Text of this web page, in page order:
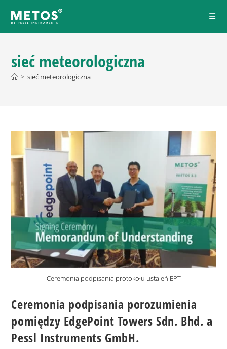
sieć meteorologiczna
> sieć meteorologiczna
Ceremonia podpisania protokołu ustaleń EPT
Ceremonia podpisania porozumienia
pomiędzy EdgePoint Towers Sdn. Bhd. a
Pessl Instruments GmbH.